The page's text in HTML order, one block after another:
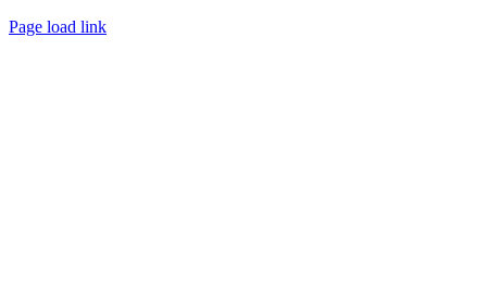
Page load link